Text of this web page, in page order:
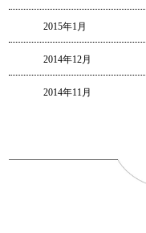
2015年1月
2014年12月
2014年11月